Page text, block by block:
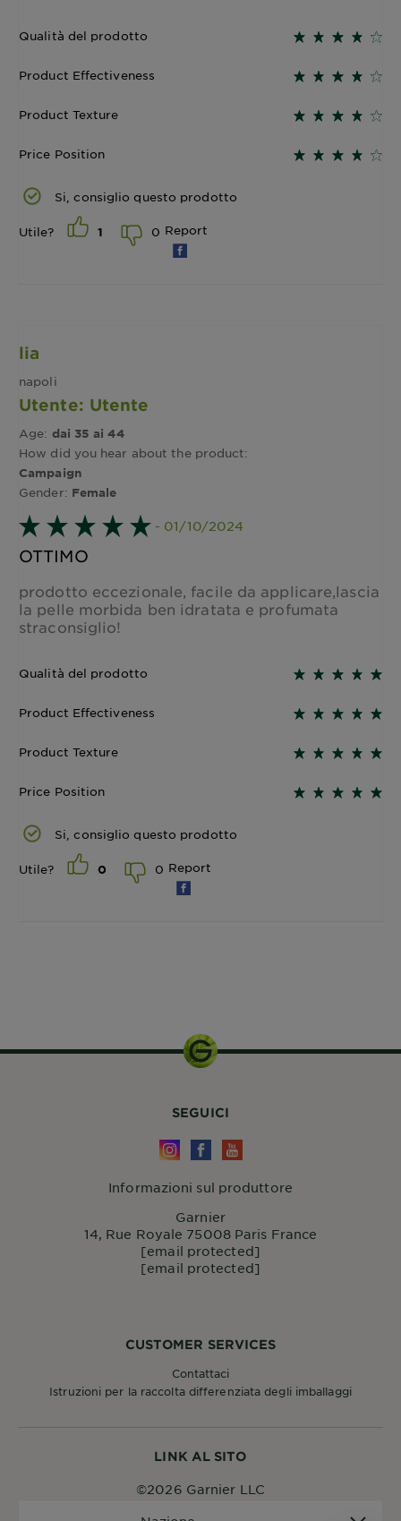
Qualità del prodotto
Product Effectiveness
Product Texture
Price Position
Si, consiglio questo prodotto
Utile? 1 0 Report
lia
napoli
Utente: Utente
Age: dai 35 ai 44
How did you hear about the product:
Campaign
Gender: Female
- 01/10/2024
OTTIMO
prodotto eccezionale, facile da applicare,lascia
la pelle morbida ben idratata e profumata
straconsiglio!
Qualità del prodotto
Product Effectiveness
Product Texture
Price Position
Si, consiglio questo prodotto
Utile? 0 0 Report
LINK AL SITO
©2026 Garnier LLC
CUSTOMER SERVICES
Contattaci
Istruzioni per la raccolta differenziata degli imballaggi
SEGUICI
Informazioni sul produttore
Garnier
14, Rue Royale 75008 Paris France
[email protected]
[email protected]